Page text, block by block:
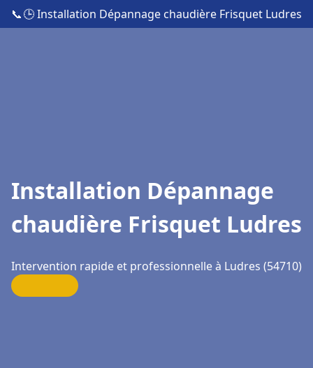
📞🕒 Installation Dépannage chaudière Frisquet Ludres
Installation Dépannage
chaudière Frisquet Ludres
Intervention rapide et professionnelle à Ludres (54710)